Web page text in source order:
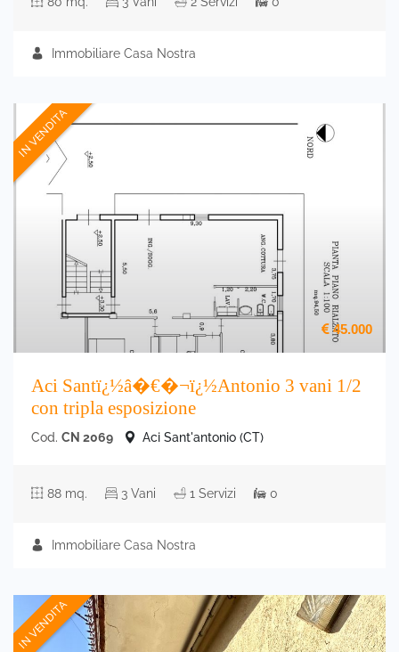
Immobiliare Casa Nostra
IN VENDITA
45.000
Aci Santï¿½â�€�¬ï¿½Antonio 3 vani 1/2
con tripla esposizione
Cod. CN 2069 Aci Sant'antonio (CT)
88 mq. 3 Vani 1 Servizi 0
Immobiliare Casa Nostra
IN VENDITA